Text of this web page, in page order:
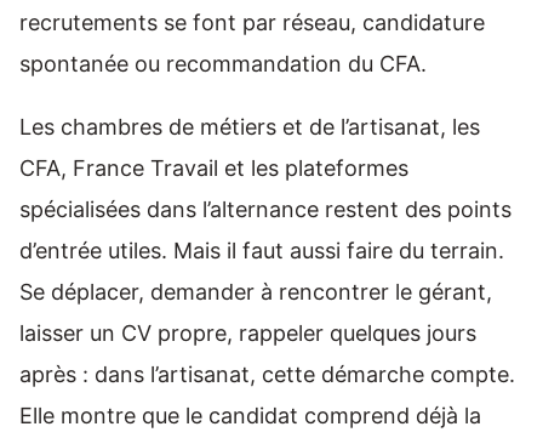
recrutements se font par réseau, candidature
spontanée ou recommandation du CFA.
Les chambres de métiers et de l’artisanat, les
CFA, France Travail et les plateformes
spécialisées dans l’alternance restent des points
d’entrée utiles. Mais il faut aussi faire du terrain.
Se déplacer, demander à rencontrer le gérant,
laisser un CV propre, rappeler quelques jours
après : dans l’artisanat, cette démarche compte.
Elle montre que le candidat comprend déjà la